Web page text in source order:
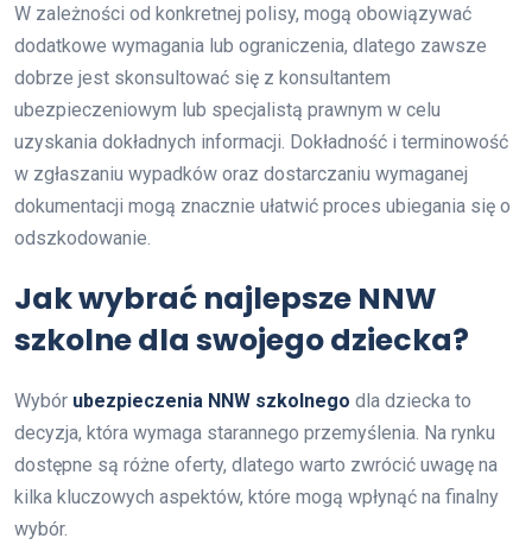
W zależności od konkretnej polisy, mogą obowiązywać
dodatkowe wymagania lub ograniczenia, dlatego zawsze
dobrze jest skonsultować się z konsultantem
ubezpieczeniowym lub specjalistą prawnym w celu
uzyskania dokładnych informacji. Dokładność i terminowość
w zgłaszaniu wypadków oraz dostarczaniu wymaganej
dokumentacji mogą znacznie ułatwić proces ubiegania się o
odszkodowanie.
Jak wybrać najlepsze NNW
szkolne dla swojego dziecka?
Wybór ubezpieczenia NNW szkolnego dla dziecka to
decyzja, która wymaga starannego przemyślenia. Na rynku
dostępne są różne oferty, dlatego warto zwrócić uwagę na
kilka kluczowych aspektów, które mogą wpłynąć na finalny
wybór.